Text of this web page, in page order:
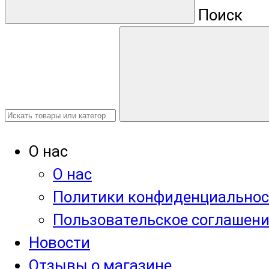
Поиск
О нас
О нас
Политики
Пользовательское
Новости
Отзывы о магазине